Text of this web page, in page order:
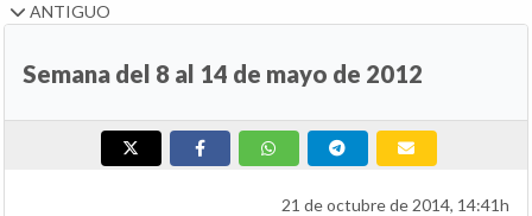
ANTIGUO
Semana del 8 al 14 de mayo de 2012
21 de octubre de 2014, 14:41h